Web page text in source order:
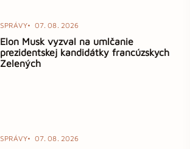
SPRÁVY 07. 08. 2026
Elon Musk vyzval na umlčanie
prezidentskej kandidátky francúzskych
Zelených
SPRÁVY 07. 08. 2026